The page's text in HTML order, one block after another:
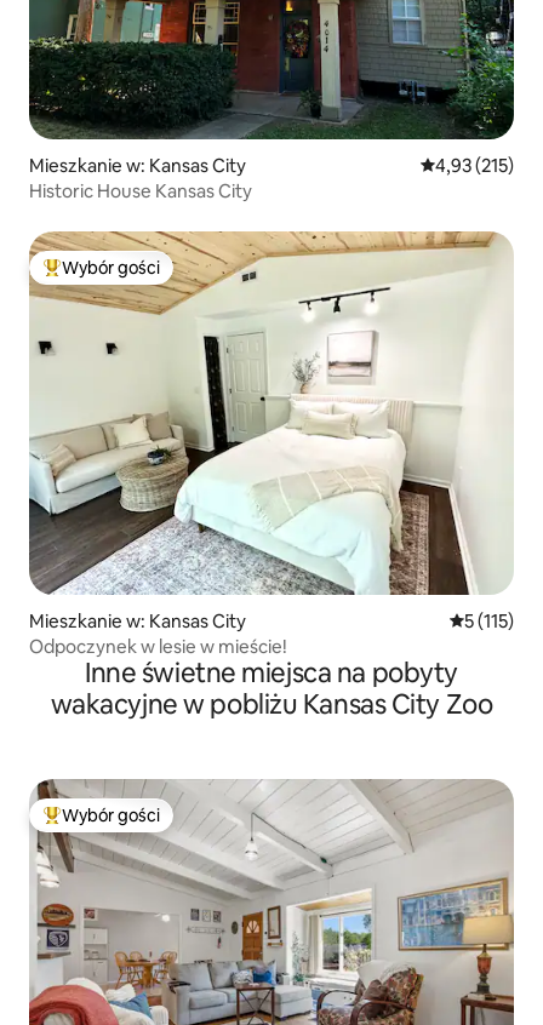
Mieszkanie w: Kansas City Średnia
4,93 (215)
Historic House Kansas City
Najpopularniejsze z kategorii Wybór gości
Wybór gości
Mieszkanie w: Kansas City Średnia
5 (115)
Odpoczynek w lesie w mieście!
Inne świetne miejsca na pobyty
wakacyjne w pobliżu Kansas City Zoo
Najpopularniejsze z kategorii Wybór gości
Wybór gości